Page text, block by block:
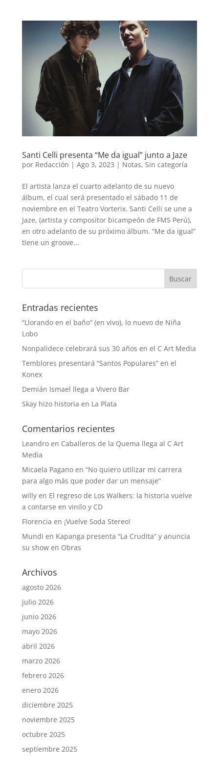
Santi Celli presenta “Me da igual” junto a Jaze
por Redacción | Ago 3, 2023 | Notas, Sin categoría
El artista lanza el cuarto adelanto de su nuevo
álbum, el cual será presentado el sábado 11 de
noviembre en el Teatro Vorterix. Santi Celli se une a
Jaze, (artista y compositor bicampeón de FMS Perú),
en otro adelanto de su próximo álbum. “Me da igual”
tiene un groove...
Entradas recientes
“Llorando en el baño” (en vivo), lo nuevo de Niña
Lobo
Nonpalidece celebrará sus 30 años en el C Art Media
Temblores presentará “Santos Populares” en el
Konex
Demián Ismael llega a Vivero Bar
Skay hizo historia en La Plata
Comentarios recientes
Leandroen Caballeros de la Quema llega al C Art
Media
Micaela Paganoen “No quiero utilizar mi carrera
para algo más que poder dar un mensaje”
willyen El regreso de Los Walkers: la historia vuelve
a contarse en vinilo y CD
Florencia en ¡Vuelve Soda Stereo!
Mundi en Kapanga presenta “La Crudita” y anuncia
su show en Obras
Archivos
agosto 2026
julio 2026
junio 2026
mayo 2026
abril 2026
marzo 2026
febrero 2026
enero 2026
diciembre 2025
noviembre 2025
octubre 2025
septiembre 2025